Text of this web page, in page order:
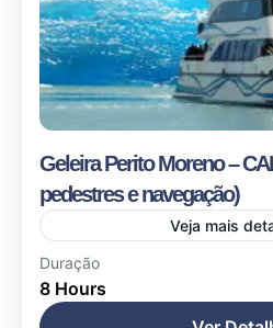
Geleira Perito Moreno –
pedestres e navegação)
Veja mais
Calafate
Fácil
Duração
8 Hours